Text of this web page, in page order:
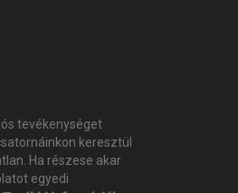
tevékenységet
keresztül
Ha részese akar
egyedi